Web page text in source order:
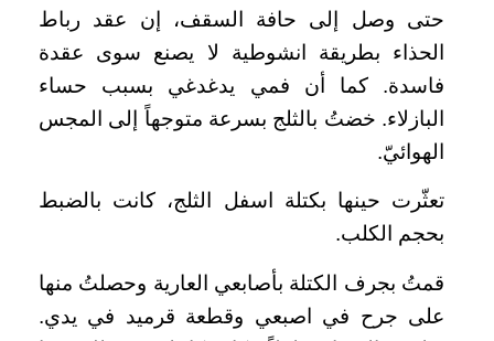
حتى وصل إلى حافة السقف، إن عقد رباط
الحذاء بطريقة انشوطية لا يصنع سوى عقدة
فاسدة. كما أن فمي يدغدغي بسبب حساء
البازلاء. خضتُ بالثلج بسرعة متوجهاً إلى المجس
الهوائيّ.
تعثّرت حينها بكتلة اسفل الثلج، كانت بالضبط
بحجم الكلب.
قمتُ بجرف الكتلة بأصابعي العارية وحصلتُ منها
على جرح في اصبعي وقطعة قرميد في يدي.